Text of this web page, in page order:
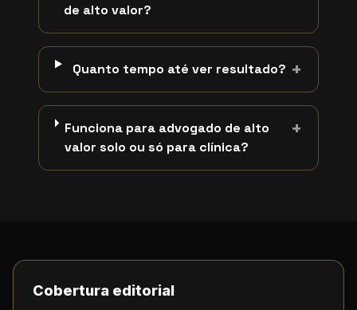
de alto valor?
Quanto tempo até ver resultado? +
Funciona para advogado de alto
valor solo ou só para clínica?
+
Cobertura editorial